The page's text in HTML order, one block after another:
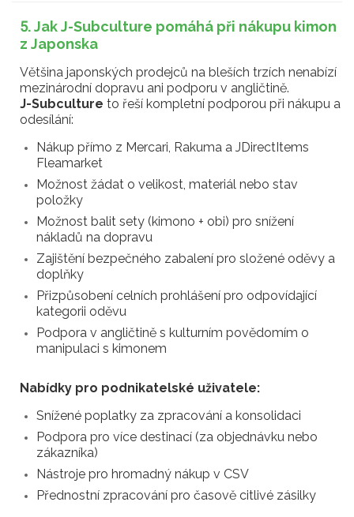
5. Jak J-Subculture pomáhá při nákupu kimon
z Japonska
Většina japonských prodejců na bleších trzích nenabízí
mezinárodní dopravu ani podporu v angličtině.
J-Subculture to řeší kompletní podporou při nákupu a
odesílání:
Nákup přímo z Mercari, Rakuma a JDirectItems
Fleamarket
Možnost žádat o velikost, materiál nebo stav
položky
Možnost balit sety (kimono + obi) pro snížení
nákladů na dopravu
Zajištění bezpečného zabalení pro složené oděvy a
doplňky
Přizpůsobení celních prohlášení pro odpovídající
kategorii oděvu
Podpora v angličtině s kulturním povědomím o
manipulaci s kimonem
Nabídky pro podnikatelské uživatele:
Snížené poplatky za zpracování a konsolidaci
Podpora pro více destinací (za objednávku nebo
zákazníka)
Nástroje pro hromadný nákup v CSV
Přednostní zpracování pro časově citlivé zásilky